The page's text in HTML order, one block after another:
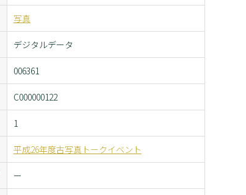
写真
デジタルデータ
006361
C000000122
1
平成26年度古写真トークイベント
ー